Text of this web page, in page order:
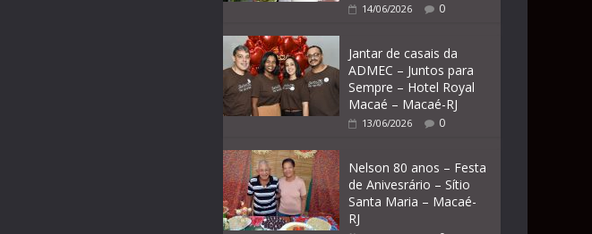
14/06/2026 0
Jantar de casais da
ADMEC – Juntos para
Sempre – Hotel Royal
Macaé – Macaé-RJ
13/06/2026 0
Nelson 80 anos – Festa
de Anivesrário – Sítio
Santa Maria – Macaé-
RJ